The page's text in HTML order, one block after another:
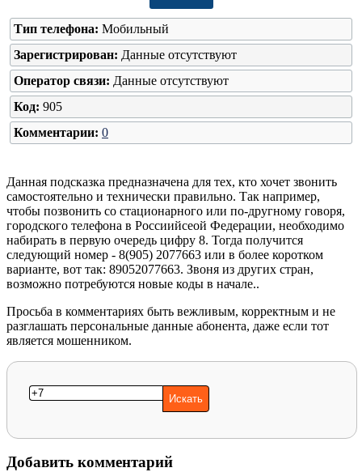
Тип телефона: Мобильный
Зарегистрирован: Данные отсутствуют
Оператор связи: Данные отсутствуют
Код: 905
Комментарии: 0
Данная подсказка предназначена для тех, кто хочет звонить
самостоятельно и технически правильно. Так например,
чтобы позвонить со стационарного или по-другному говоря,
городского телефона в Россиийсеой Федерации, необходимо
набирать в первую очередь цифру 8. Тогда получится
следующий номер - 8(905) 2077663 или в более коротком
варианте, вот так: 89052077663. Звоня из других стран,
возможно потребуются новые коды в начале..
Просьба в комментариях быть вежливым, корректным и не
разглашать персональные данные абонента, даже если тот
является мошенником.
Добавить комментарий